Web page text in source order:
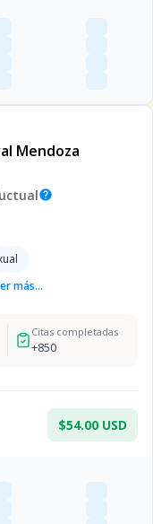
Mendoza
help
más...
Citas completadas
+850
$54.00 USD